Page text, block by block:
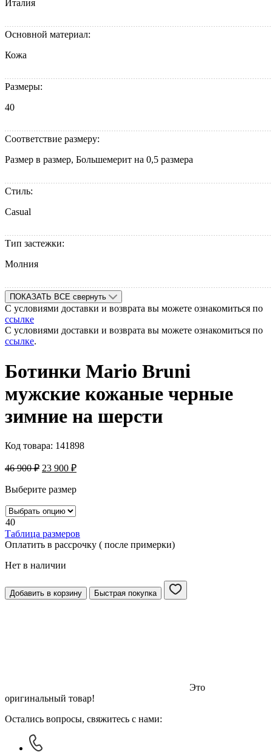
Италия
Основной материал:
Кожа
Размеры:
40
Соответствие размеру:
Размер в размер, Большемерит на 0,5 размера
Стиль:
Casual
Тип застежки:
Молния
ПОКАЗАТЬ ВСЕ свернуть
С условиями доставки и возврата вы можете ознакомиться по
ссылке
С условиями доставки и возврата вы можете ознакомиться по
ссылке.
Ботинки Mario Bruni
мужские кожаные черные
зимние на шерcти
Код товара: 141898
46 900₽ 23 900 ₽
Выберите размер
40
Таблица размеров
Оплатить в рассрочку ( после примерки)
Нет в наличии
Добавить в корзину Быстрая покупка
Это
оригинальный товар!
Остались вопросы, свяжитесь с нами: